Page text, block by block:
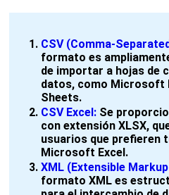
CSV (Comma-
formato es
de importar a hojas de
datos, como Microsoft
Sheets.
CSV Excel: Se
con extensión XLSX,
usuarios que prefieren
Microsoft Excel.
XML (Extensible
formato XML es